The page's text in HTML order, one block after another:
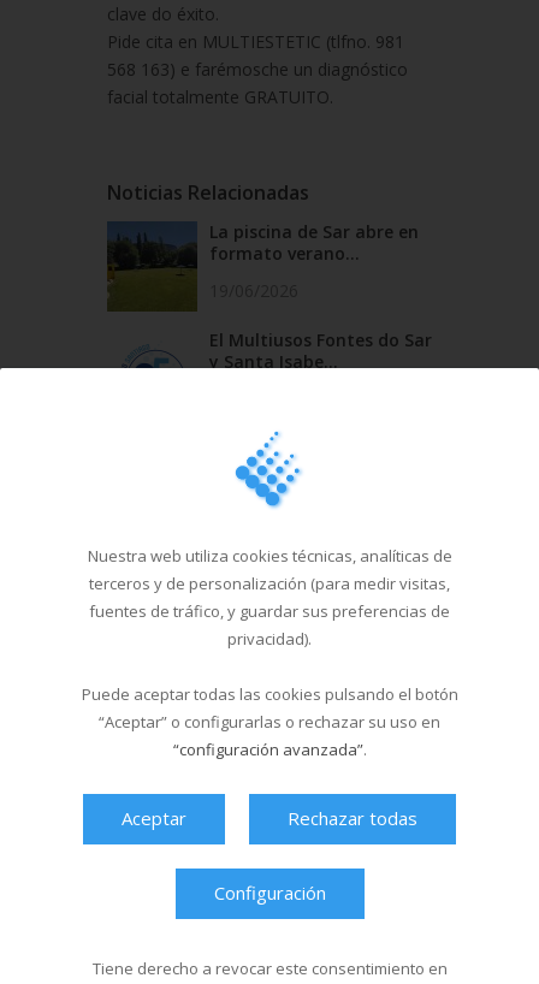
clave do éxito.
Pide cita en MULTIESTETIC (tlfno. 981
568 163) e farémosche un diagnóstico
facial totalmente GRATUITO.
Noticias Relacionadas
La piscina de Sar abre en
formato verano...
El Multiusos Fontes do Sar
y Santa Isabe...
Campus Sar verano 2026
29/04/2026
Cursos de natación en
Santa Isabel del 1...
18/03/2026
Última hora
Nuestra web utiliza cookies técnicas, analíticas de
terceros y de personalización (para medir visitas,
fuentes de tráfico, y guardar sus preferencias de
privacidad).
Puede aceptar todas las cookies pulsando el botón
“Aceptar” o configurarlas o rechazar su uso en
“configuración avanzada”.
Aceptar Rechazar todas
Configuración
Tiene derecho a revocar este consentimiento en